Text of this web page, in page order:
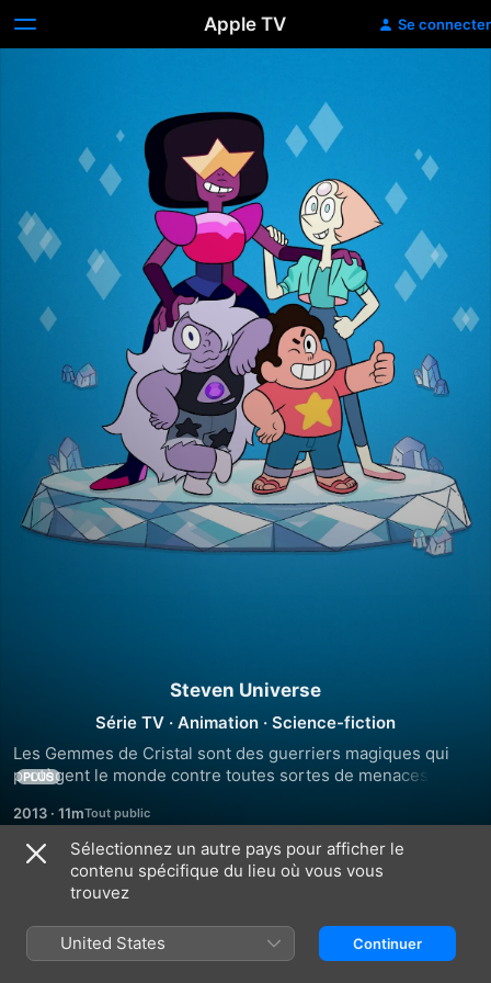
Apple TV Se connecter
Steven Universe
Série TV · Animation · Science-fiction
Les Gemmes de Cristal sont des guerriers magiques qui
protègent le monde contre toutes sortes de menaces
de Cristal aux côtés des trois guerrières : Grenat,
Améthyste et Perle. Et Steven a encore bien du mal à
maitriser et à comprendre ses pouvoirs.
PLUS
2013 · 11m
Saison 1
Sélectionnez un autre pays pour afficher le
contenu spécifique du lieu où vous vous
trouvez
United States Continuer